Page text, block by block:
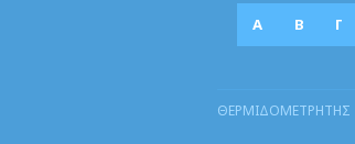
Α Β Γ
ΘΕΡΜΙΔΟΜΕΤΡΗΤΗΣ